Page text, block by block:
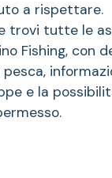
a rispettare.
trovi tutte le
Fishing, con
e la